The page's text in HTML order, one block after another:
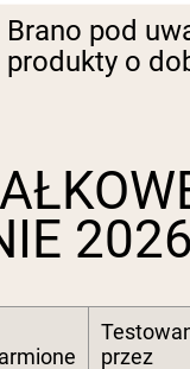
Brano pod
o
2026
przez